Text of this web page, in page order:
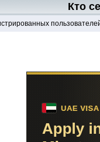
Кто